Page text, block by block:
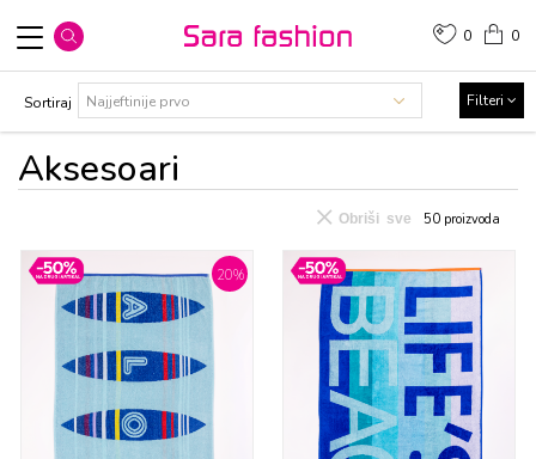
0
0
Aksеsоari
Sortiraj Filteri
50 proizvoda
Obriši sve
20%